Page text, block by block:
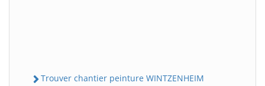
Trouver chantier peinture WINTZENHEIM